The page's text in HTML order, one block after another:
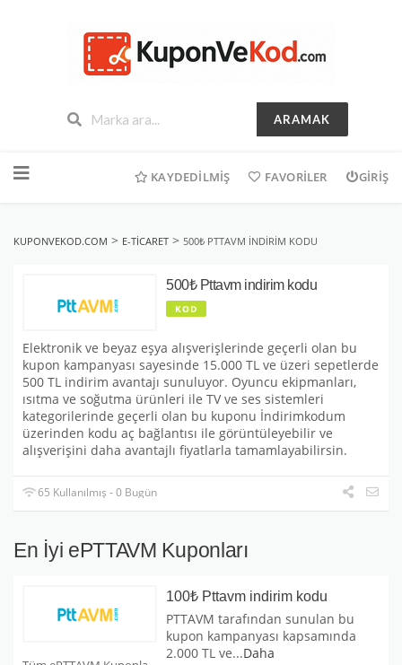
ARAMAK
geç
KAYDEDILMIŞ FAVORILER GIRIŞ
KUPONVEKOD.COM > E-TICARET > 500₺ PTTAVM INDIRIM KODU
500₺ Pttavm indirim kodu
KOD
Elektronik ve beyaz eşya alışverişlerinde geçerli olan bu
kupon kampanyası sayesinde 15.000 TL ve üzeri sepetlerde
500 TL indirim avantajı sunuluyor. Oyuncu ekipmanları,
ısıtma ve soğutma ürünleri ile TV ve ses sistemleri
kategorilerinde geçerli olan bu kuponu İndirimkodum
üzerinden kodu aç bağlantısı ile görüntüleyebilir ve
alışverişini daha avantajlı fiyatlarla tamamlayabilirsin.
65 Kullanılmış - 0 Bugün
En İyi ePTTAVM Kuponları
100₺ Pttavm indirim kodu
PTTAVM tarafından sunulan bu
kupon kampanyası kapsamında
2.000 TL ve...Daha